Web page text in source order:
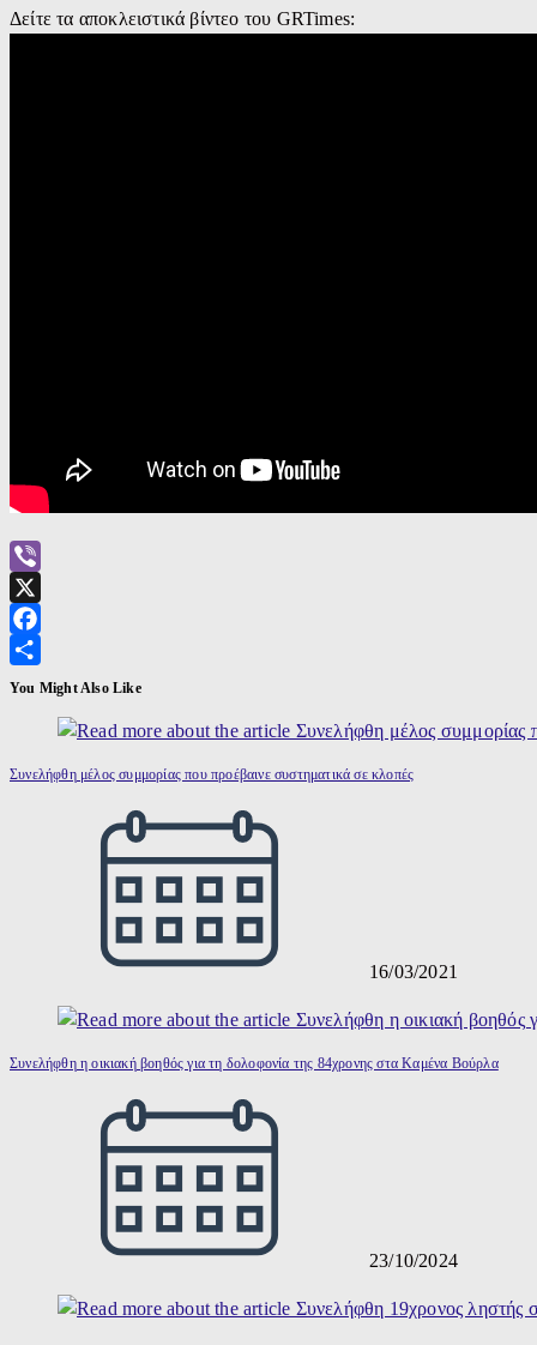
Δείτε τα αποκλειστικά βίντεο του GRTimes:
Viber
X
Facebook
Μοιραστείτε
You Might Also Like
Συνελήφθη μέλος συμμορίας που προέβαινε συστηματικά σε κλοπές
16/03/2021
Συνελήφθη η οικιακή βοηθός για τη δολοφονία της 84χρονης στα Καμένα Βούρλα
23/10/2024